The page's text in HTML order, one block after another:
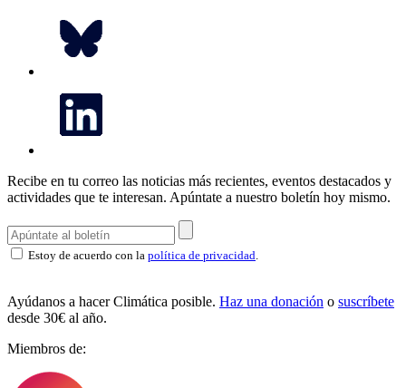
Recibe en tu correo las noticias más recientes, eventos destacados y
actividades que te interesan. Apúntate a nuestro boletín hoy mismo.
Estoy de acuerdo con la política de privacidad.
Ayúdanos a hacer Climática posible. Haz una donación o suscríbete
desde 30€ al año.
Miembros de: